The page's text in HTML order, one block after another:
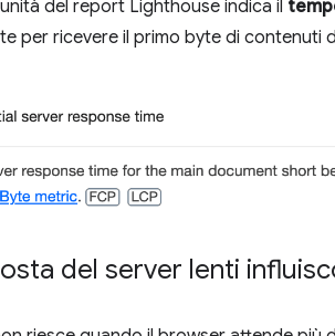
del report Lighthouse indica il
per ricevere il primo byte di contenuti
del server lenti